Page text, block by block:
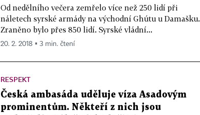
Od nedělního večera zemřelo více než 250 lidí při
náletech syrské armády na východní Ghútu u Damašku.
Zraněno bylo přes 850 lidí. Syrské vládní...
20. 2. 2018 ▪ 3 min. čtení
RESPEKT
Česká ambasáda uděluje víza Asadovým
prominentům. Někteří z nich jsou